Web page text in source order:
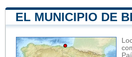
EL MUNICIPIO DE